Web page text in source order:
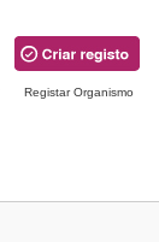
Registar Organismo